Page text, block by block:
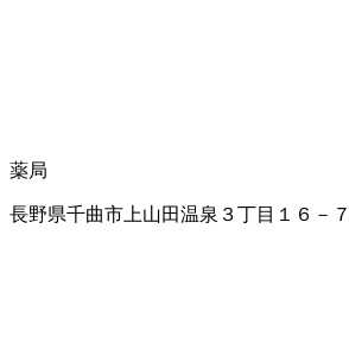
薬局
長野県千曲市上山田温泉３丁目１６－７